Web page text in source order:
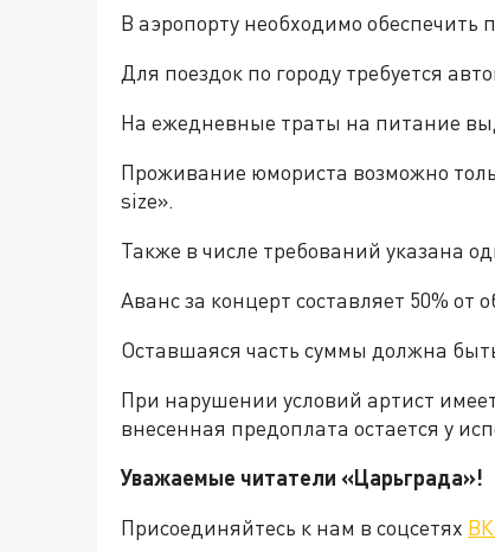
В аэропорту необходимо обеспечить
Для поездок по городу требуется
На ежедневные траты на питание
Проживание юмориста возможно
size».
Также в числе требований указана
Аванс за концерт составляет 50% от
Оставшаяся часть суммы должна
При нарушении условий артист
внесенная предоплата остается у
Уважаемые читатели
Присоединяйтесь к нам в соцсетях